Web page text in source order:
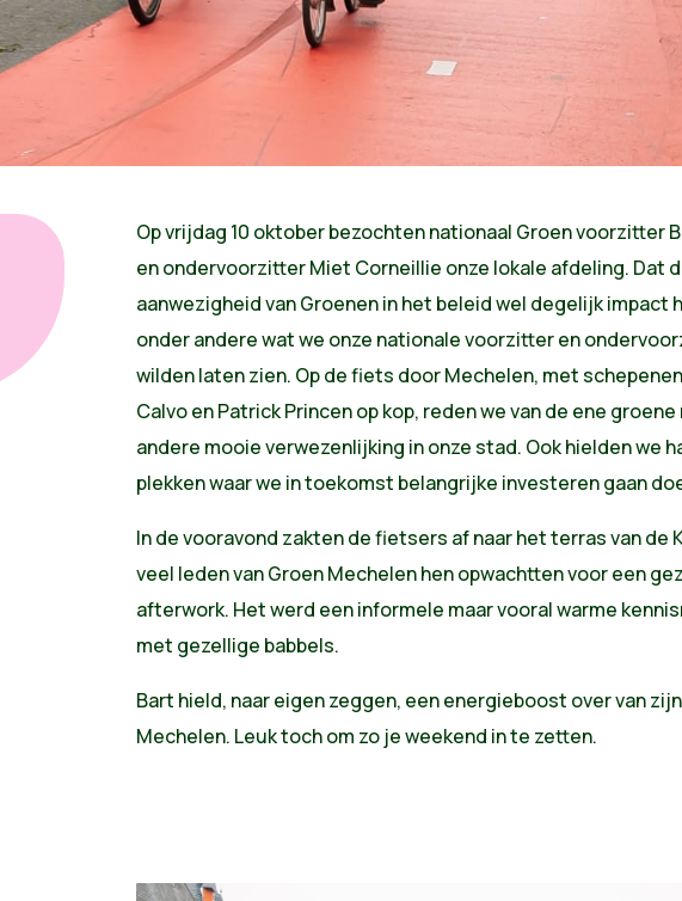
Op vrijdag 10 oktober bezochten nationaal Groen voorzitter
en ondervoorzitter Miet Corneillie onze lokale afdeling. Dat
aanwezigheid van Groenen in het beleid wel degelijk impact
onder andere wat we onze nationale voorzitter en
wilden laten zien. Op de fiets door Mechelen, met
Calvo en Patrick Princen op kop, reden we van de ene groene
andere mooie verwezenlijking in onze stad. Ook hielden we
plekken waar we in toekomst belangrijke investeren gaan
In de vooravond zakten de fietsers af naar het terras van de
veel leden van Groen Mechelen hen opwachtten voor een
afterwork. Het werd een informele maar vooral warme
met gezellige babbels.
Bart hield, naar eigen zeggen, een energieboost over van
Mechelen. Leuk toch om zo je weekend in te zetten.